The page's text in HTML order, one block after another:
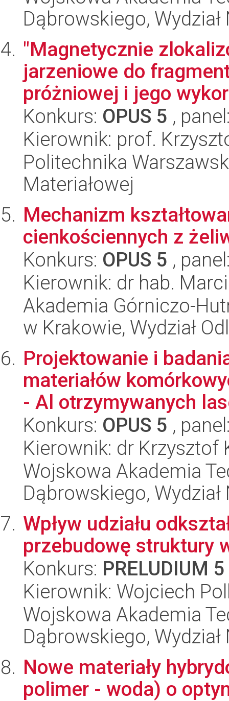
Dąbrowskiego,
"Magnetycznie
jarzeniowe do
próżniowej i jego
Konkurs: OPUS 5 ,
Kierownik: prof.
Politechnika
Materiałowej
Mechanizm
cienkościennych z
Konkurs: OPUS 5 ,
Kierownik: dr hab.
Akademia Górniczo-
w Krakowie, Wydział
Projektowanie i
materiałów
- Al otrzymywanych
Konkurs: OPUS 5 ,
Kierownik: dr Krzysztof
Wojskowa Akademia
Dąbrowskiego,
Wpływ udziału
przebudowę struktury
Konkurs: PRELUDIUM 5
Kierownik: Wojciech
Wojskowa Akademia
Dąbrowskiego,
Nowe materiały
polimer - woda) o